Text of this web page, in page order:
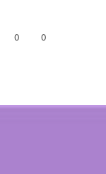
0
0